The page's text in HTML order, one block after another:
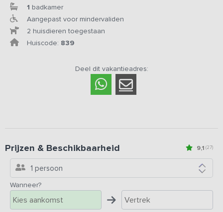
1 badkamer
Aangepast voor mindervaliden
2 huisdieren toegestaan
Huiscode: 839
Deel dit vakantieadres:
9,1 (27)
Prijzen & Beschikbaarheid
1 persoon
Wanneer?